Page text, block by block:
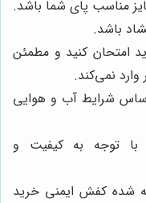
مناسب پای شما باشد.
باشد.
امتحان کنید و مطمئن
نمی‌کند.
شرایط آب و هوایی
توجه به کیفیت و
شده کفش ایمنی خرید